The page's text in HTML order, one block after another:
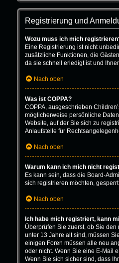
Registrierung und
Wozu muss ich mich
Eine Registrierung ist nicht
zusätzliche Funktionen, die
da sie schnell erledigt ist und
Nach oben
Was ist COPPA?
COPPA, ausgeschrieben
möglicherweise persönliche
Website, auf der Sie sich zu
Anlaufstelle für
Nach oben
Warum kann ich mich nicht
Es kann sein, dass die Board-
sich registrieren möchten,
Nach oben
Ich habe mich registriert, kann
Überprüfen Sie zuerst, ob Sie
unter 13 Jahre alt sind, müssen
einigen Foren müssen alle neu
oder nicht. Wenn Sie eine E-Mail
Wenn Sie sich sicher sind, dass